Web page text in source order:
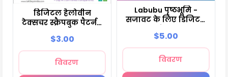
डिजिटल हैलोवीन
टेक्सचर स्क्रैपबुक पैटर्न -
$3.00
विवरण
Labubu पृष्ठभूमि -
सजावट के लिए डिजिटल
$5.00
विवरण